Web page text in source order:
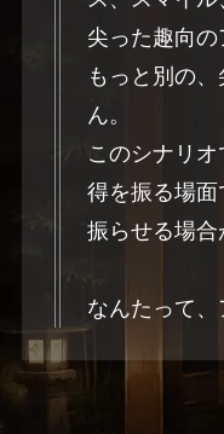
尖った趣向の
もっと別の
ん。
このシナリ
得を振る場
振らせる場合
なんたって、